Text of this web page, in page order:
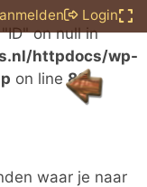
Login
on null in
httpdocs/wp-
on line88
waar je naar